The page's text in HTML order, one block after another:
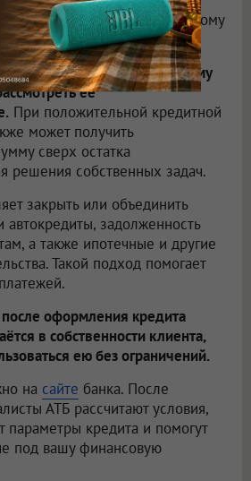
АТБ уделяет индивидуальному
уже передана в залог другому
её
При положительной кредитной
может получить
сверх остатка
решения собственных задач.
закрыть или объединить
автокредиты, задолженность
а также ипотечные и другие
Такой подход помогает
оформления кредита
в собственности клиента,
ею без ограничений.
на сайте банка. После
АТБ рассчитают условия,
параметры кредита и помогут
под вашу финансовую